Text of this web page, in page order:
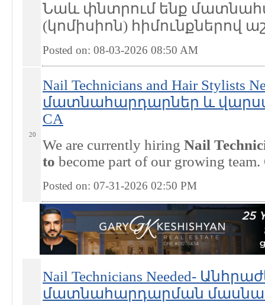
Նաև փնտրում ենք
(կոմիսիոն)
Posted on: 08-03-2026 08:50 AM
20
Nail Technicians and Hair
մատնահարդարներ և
CA
We are currently hiring Nail
to become part of our growing team.
Posted on: 07-31-2026 02:50 PM
Nail Technicians Needed-
մատնահարդարման